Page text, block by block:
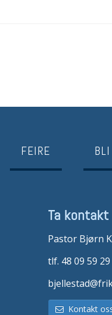
FEIRE BLI
Ta kontakt
Pastor Bjørn
tlf. 48 09 59 29
Kontakt